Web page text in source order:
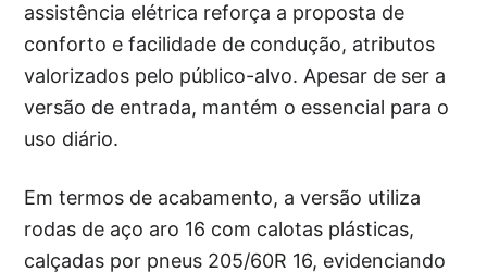
assistência elétrica reforça a proposta de
conforto e facilidade de condução, atributos
valorizados pelo público-alvo. Apesar de ser a
versão de entrada, mantém o essencial para o
uso diário.
Em termos de acabamento, a versão utiliza
rodas de aço aro 16 com calotas plásticas,
calçadas por pneus 205/60R 16, evidenciando